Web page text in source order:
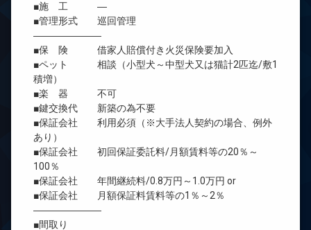
■施 工 ―
■管理形式 巡回管理
―――――――
■保 険 借家人賠償付き火災保険要加入
■ペット 相談（小型犬～中型犬又は猫計2匹迄/敷1
積増）
■楽 器 不可
■鍵交換代 新築の為不要
■保証会社 利用必須（※大手法人契約の場合、例外
あり）
■保証会社 初回保証委託料/月額賃料等の20％～
100％
■保証会社 年間継続料/0.8万円～1.0万円 or
■保証会社 月額保証料賃料等の1％～2％
―――――――
■間取り